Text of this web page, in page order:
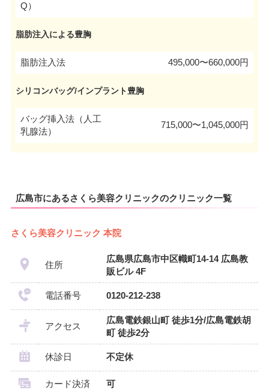
Q）
脂肪注入による豊胸
脂肪注入法 495,000〜660,000円
シリコンバッグ/インプラント豊胸
バッグ挿入法（人工
乳腺法）
715,000〜1,045,000円
広島市にあるさくら美容クリニックのクリニック一覧
さくら美容クリニック 本院
住所
広島県広島市中区幟町14-14 広島教
販ビル 4F
電話番号 0120-212-238
アクセス
広島電鉄銀山町 徒歩1分/広島電鉄胡
町 徒歩2分
休診日 不定休
カード決済 可